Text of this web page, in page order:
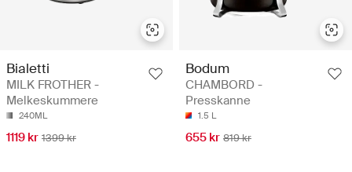
Bialetti
MILK FROTHER -
Melkeskummere
240ML
1119 kr 1399 kr
Bodum
CHAMBORD -
Presskanne
1.5 L
655 kr 819 kr